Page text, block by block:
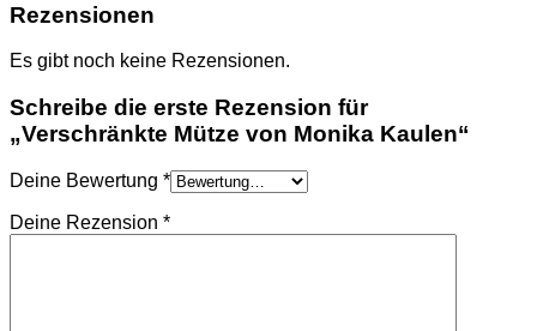
Rezensionen
Es gibt noch keine Rezensionen.
Schreibe die erste Rezension für
„Verschränkte Mütze von Monika Kaulen“
Deine Bewertung *
Deine Rezension *